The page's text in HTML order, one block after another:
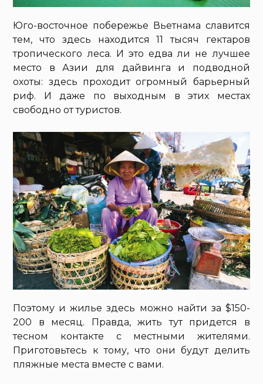
Юго-восточное побережье Вьетнама славится
тем, что здесь находится 11 тысяч гектаров
тропического леса. И это едва ли не лучшее
место в Азии для дайвинга и подводной
охоты: здесь проходит огромный барьерный
риф. И даже по выходным в этих местах
свободно от туристов.
Поэтому и жилье здесь можно найти за $150-
200 в месяц. Правда, жить тут придется в
тесном контакте с местными жителями.
Приготовьтесь к тому, что они будут делить
пляжные места вместе с вами.